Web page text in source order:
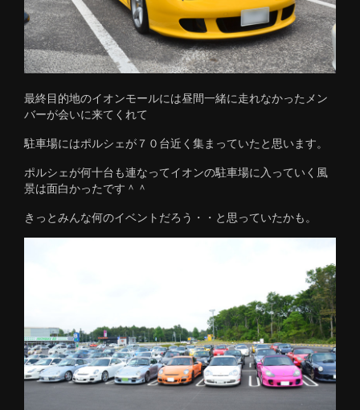
最終目的地のイオンモールには昼間一緒に走れなかったメン
バーが会いに来てくれて
駐車場にはポルシェが７０台近く集まっていたと思います。
ポルシェが何十台も連なってイオンの駐車場に入っていく風
景は面白かったです＾＾
きっとみんな何のイベントだろう・・と思っていたかも。